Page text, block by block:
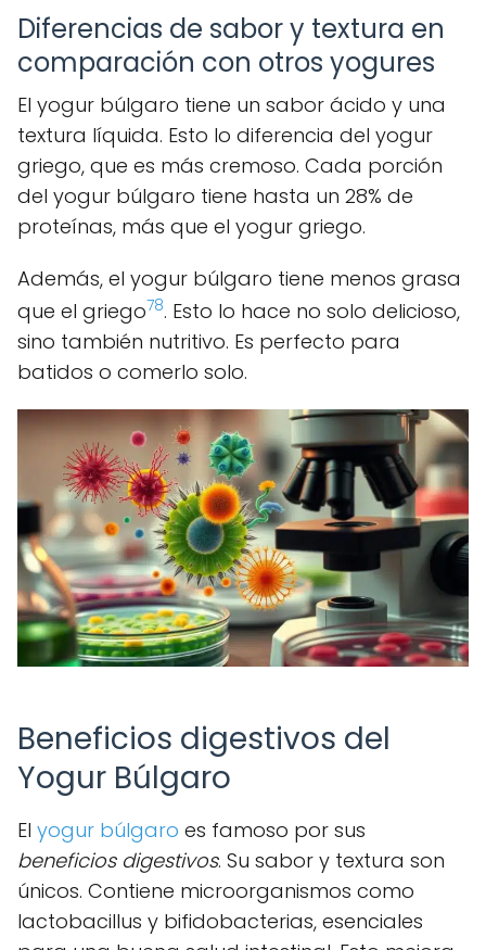
Diferencias de sabor y textura en
comparación con otros yogures
El yogur búlgaro tiene un sabor ácido y una
textura líquida. Esto lo diferencia del yogur
griego, que es más cremoso. Cada porción
del yogur búlgaro tiene hasta un 28% de
proteínas, más que el yogur griego.
Además, el yogur búlgaro tiene menos grasa
que el griego78. Esto lo hace no solo delicioso,
sino también nutritivo. Es perfecto para
batidos o comerlo solo.
Beneficios digestivos del
Yogur Búlgaro
El yogur búlgaro es famoso por sus
beneficios digestivos. Su sabor y textura son
únicos. Contiene microorganismos como
lactobacillus y bifidobacterias, esenciales